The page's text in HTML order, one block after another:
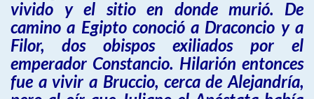
vivido y el sitio en donde murió. De
camino a Egipto conoció a Draconcio y a
Filor, dos obispos exiliados por el
emperador Constancio. Hilarión entonces
fue a vivir a Bruccio, cerca de Alejandría,